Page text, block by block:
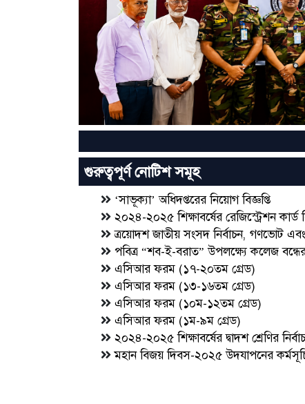
Previous
গুরুত্বপূর্ণ নোটিশ সমূহ
‘সাভূক্যা’ অধিদপ্তরের নিয়োগ বিজ্ঞপ্তি
২০২৪-২০২৫ শিক্ষাবর্ষের রেজিস্ট্রেশন কার্ড
ত্রয়োদশ জাতীয় সংসদ নির্বাচন, গণভোট এবং
পবিত্র “শব-ই-বরাত” উপলক্ষ্যে কলেজ বন্ধের
এসিআর ফরম (১৭-২০তম গ্রেড)
এসিআর ফরম (১৩-১৬তম গ্রেড)
এসিআর ফরম (১০ম-১২তম গ্রেড)
এসিআর ফরম (১ম-৯ম গ্রেড)
২০২৪-২০২৫ শিক্ষাবর্ষের দ্বাদশ শ্রেণির
মহান বিজয় দিবস-২০২৫ উদযাপনের